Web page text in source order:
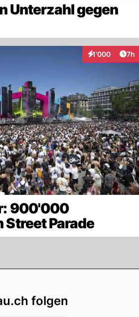
Unterzahl gegen
1'000
Interaktionen7h
900'000
Street Parade
folgen